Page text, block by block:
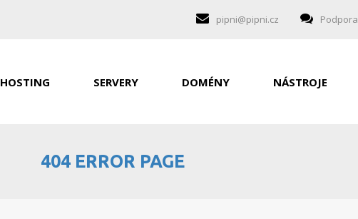
pipni@pipni.cz Podpora
HOSTING SERVERY DOMÉNY NÁSTROJE
404 ERROR PAGE